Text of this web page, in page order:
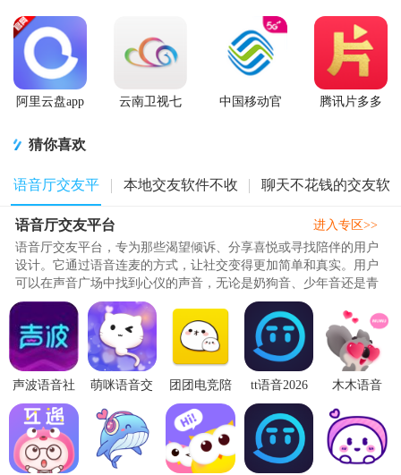
阿里云盘app
云南卫视七
中国移动官
腾讯片多多
猜你喜欢
语音厅交友平
台
本地交友软件不收 聊天不花钱的交友软
件
语音厅交友平台
语音厅交友平台，专为那些渴望倾诉、分享喜悦或寻找陪伴的用户
设计。它通过语音连麦的方式，让社交变得更加简单和真实。用户
可以在声音广场中找到心仪的声音，无论是奶狗音、少年音还是青
叔音，都能轻松试听并开启连..
进入专区>>
声波语音社
交软件
1.47.0 安卓
版
萌咪语音交
1.34 安卓版
团团电竞陪
玩语音开黑
陪练(团团陪
玩)3.9.2
tt语音2026
官方最新版
6.82.5 最新
版
木木语音
新版